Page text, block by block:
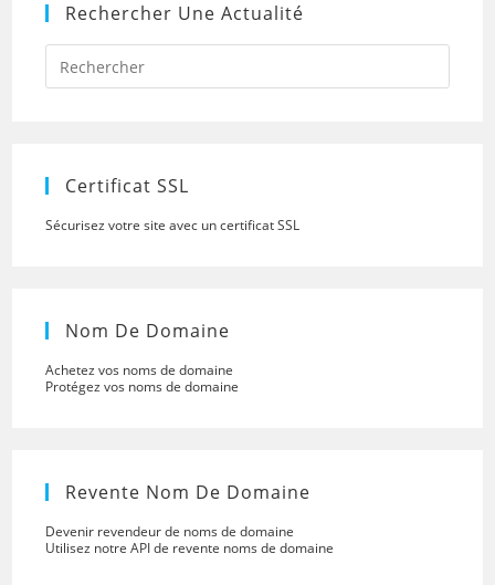
Rechercher Une Actualité
Press
to
Certificat SSL
Sécurisez votre site avec un certificat SSL
Nom De Domaine
Achetez vos noms de domaine
Protégez vos noms de domaine
Revente Nom De Domaine
Devenir revendeur de noms de domaine
Utilisez notre API de revente noms de domaine